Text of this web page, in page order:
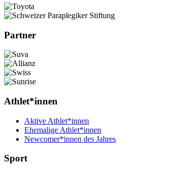
Partner
Athlet*innen
Aktive Athlet*innen
Ehemalige Athlet*innen
Newcomer*innen des Jahres
Sport